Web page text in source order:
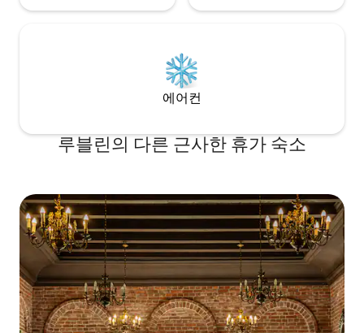
에어컨
루블린의 다른 근사한 휴가 숙소